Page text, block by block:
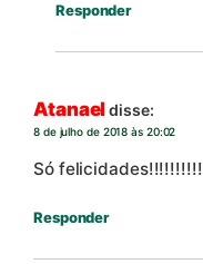
Responder
Atanaeldisse:
8 de julho de 2018 às 20:02
Só felicidades!!!!!!!!!!
Responder